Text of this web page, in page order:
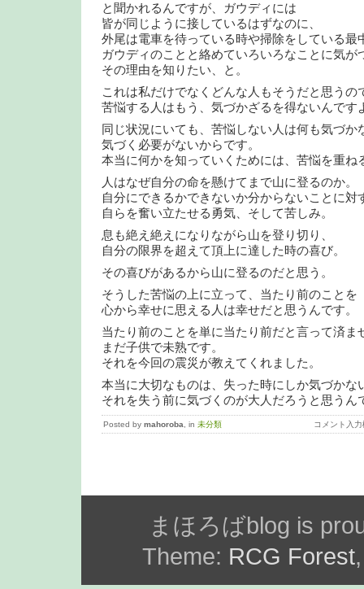
と聞かれるんですが、ガウディには
皆が同じように接しているはずなのに、
外尾は電車を待っている時や掃除をしている最
ガウディのことと絡めていろいろなことに気が
その理由を知りたい、と。
これは私だけでなくどんな人もそうだと思うの
苦悩する人はもう、気づかざるを得ないんです
同じ状況にいても、苦悩しない人は何も気づか
気づく必要がないからです。
本当に何かを知っていくためには、苦悩を重ね
人はなぜ自分の命を懸けてまで山に登るのか。
自分にできるかできないか分からないことに対
自らを奮い立たせる勇気、そして苦しみ。
息も絶え絶えになりながら山を登り切り、
自分の限界を超えて頂上に達した時の喜び。
その喜びがあるから山に登るのだと思う。
そうした苦悩の上に立って、当たり前のことを
心から幸せに思える人は幸せだと思うんです。
当たり前のことを単に当たり前だと言って済ま
まだ子供で未熟です。
それを今回の震災が教えてくれました。
本当に大切なものは、失った時にしか気づかな
それを失う前に気づくのが大人だろうと思うん
Posted by mahoroba , in 未分類 コメント入力
まほろばblog is
Theme: RCG Forest